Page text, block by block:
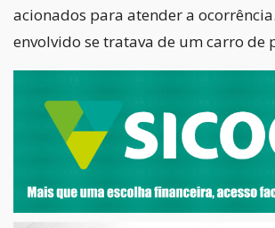
acionados para atender a
envolvido se tratava de um carro de